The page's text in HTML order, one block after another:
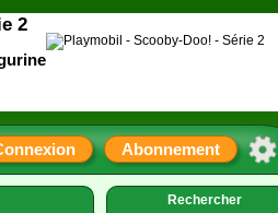
Abonnement
Rechercher
2